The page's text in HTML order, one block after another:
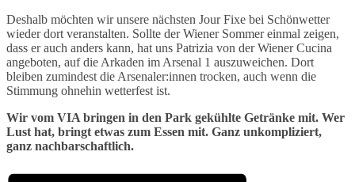
Deshalb möchten wir unsere nächsten Jour Fixe bei Schönwetter
wieder dort veranstalten. Sollte der Wiener Sommer einmal zeigen,
dass er auch anders kann, hat uns Patrizia von der Wiener Cucina
angeboten, auf die Arkaden im Arsenal 1 auszuweichen. Dort
bleiben zumindest die Arsenaler:innen trocken, auch wenn die
Stimmung ohnehin wetterfest ist.
Wir vom VIA bringen in den Park gekühlte Getränke mit. Wer
Lust hat, bringt etwas zum Essen mit. Ganz unkompliziert,
ganz nachbarschaftlich.